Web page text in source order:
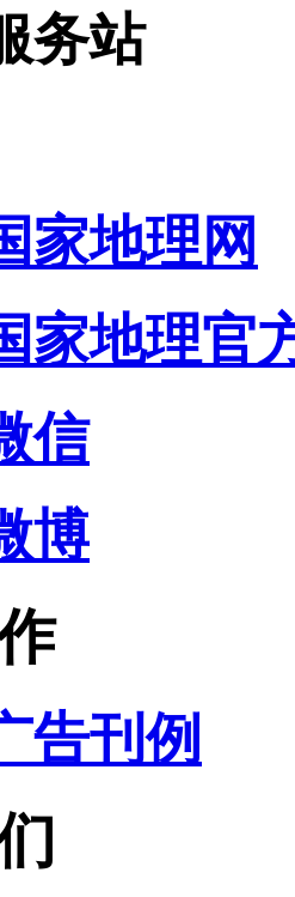
务站
家地理网
家地理官
信
博
告刊例